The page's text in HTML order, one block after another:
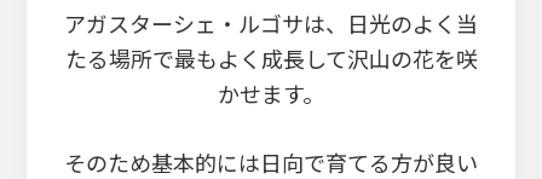
アガスターシェ・ルゴサは、日光のよく当
たる場所で最もよく成長して沢山の花を咲
かせます。
そのため基本的には日向で育てる方が良い